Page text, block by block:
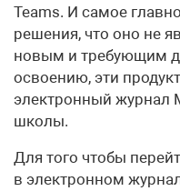
Teams. И самое
решения, что оно не
новым и требующим
освоению, эти
электронный журнал
школы.
Для того чтобы
в электронном